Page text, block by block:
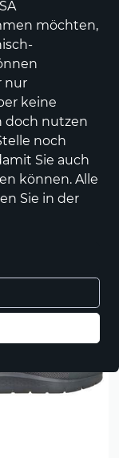
möchten,
nur
keine
doch nutzen
noch
Sie auch
können. Alle
Sie in der